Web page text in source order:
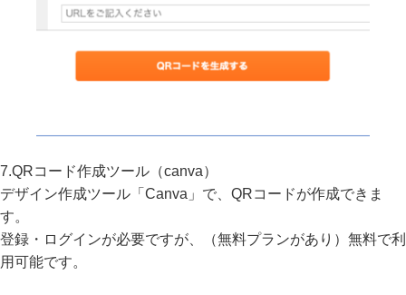
7.QRコード作成ツール（canva）
デザイン作成ツール「Canva」で、QRコードが作成できま
す。
登録・ログインが必要ですが、（無料プランがあり）無料で利
用可能です。